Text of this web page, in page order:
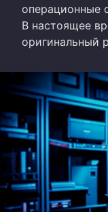
операционные
В настоящее
оригинальный